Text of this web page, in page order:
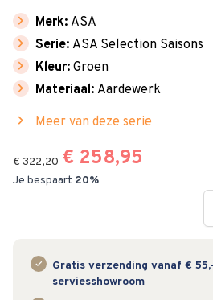
chevron_right Merk: ASA
chevron_right Serie: ASA Selection Saisons
chevron_right Kleur: Groen
chevron_right Materiaal: Aardewerk
chevron_right Meer van deze serie
€ 322,20 € 258,95
Je bespaart 20%
Gratis verzending vanaf €
serviesshowroom